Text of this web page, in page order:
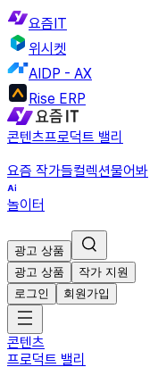
요즘IT
위시켓
AIDP - AX
Rise ERP
콘텐츠프로덕트 밸리
요즘 작가들컬렉션물어봐
놀이터
광고 상품
광고 상품
작가 지원
로그인
회원가입
콘텐츠
프로덕트 밸리